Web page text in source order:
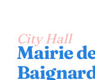
City Hall
Mairie